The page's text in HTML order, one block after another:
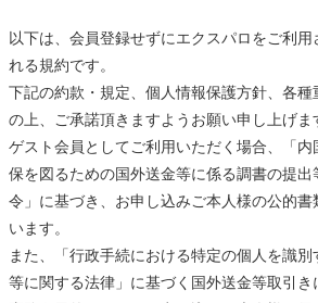
以下は、会員登録せずにエクスパロをご利用
れる規約です。
下記の約款・規定、個人情報保護方針、各
の上、ご承諾頂きますようお願い申し上げま
ゲスト会員としてご利用いただく場合、「
保を図るための国外送金等に係る調書の提
令」に基づき、お申し込みご本人様の公的
います。
また、「行政手続における特定の個人を識
等に関する法律」に基づく国外送金等取引